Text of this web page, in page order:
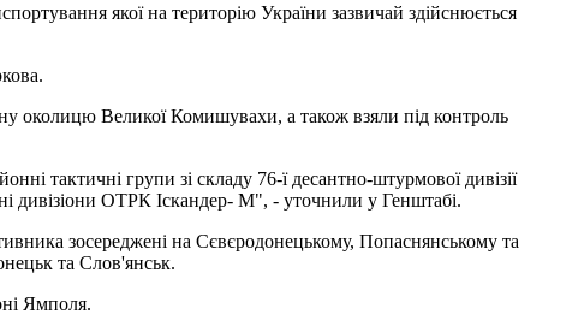
якої на територію України зазвичай здійснюється
околицю Великої Комишувахи, а також взяли під контроль
тактичні групи зі складу 76-ї десантно-штурмової дивізії
дивізіони ОТРК Іскандер- М", - уточнили у Генштабі.
зосереджені на Сєвєродонецькому, Попаснянському та
та Слов'янськ.
Ямполя.